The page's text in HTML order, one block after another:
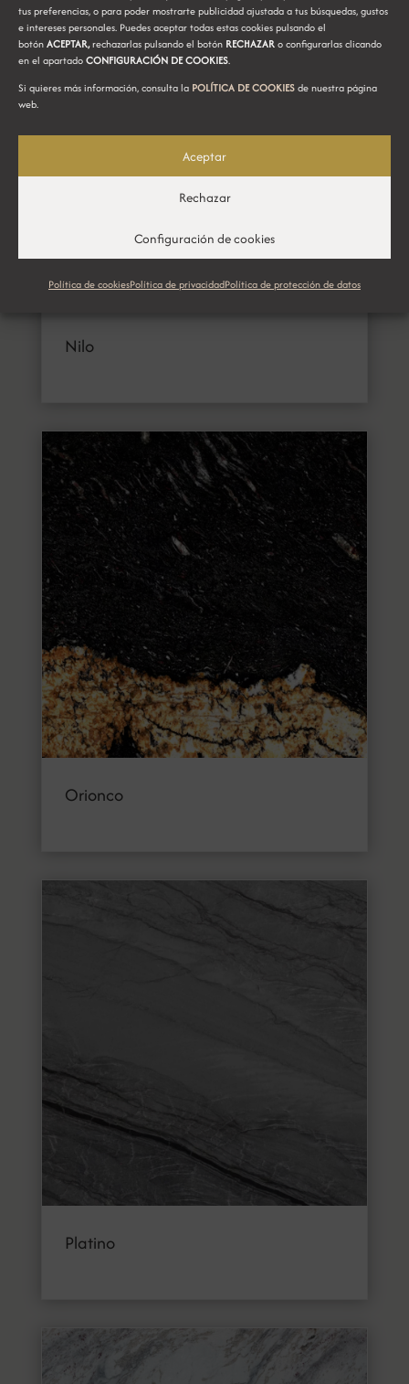
tus preferencias, o para poder mostrarte publicidad ajustada a tus búsquedas, gustos
e intereses personales. Puedes aceptar todas estas cookies pulsando el
botónACEPTAR,rechazarlas pulsando el botón RECHAZARo configurarlas clicando
en el apartadoCONFIGURACIÓN DE COOKIES.
Si quieres más información, consulta la POLÍTICA DE COOKIESde nuestra página
web.
Aceptar
Rechazar
Configuración de cookies
Política de cookiesPolítica de privacidadPolítica de protección de datos
Nilo
Orionco
Platino